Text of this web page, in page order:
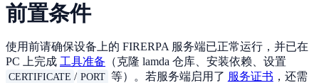
前置条件
使用前请确保设备上的 FIRERPA 服务端已正常运行，并已在
PC 上完成 工具准备 （克隆 lamda 仓库、安装依赖、设置
CERTIFICATE / PORT 等）。若服务端启用了 服务证书 ，还需